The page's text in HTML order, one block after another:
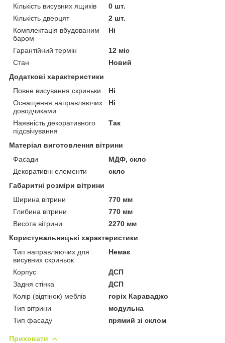
Кількість висувних ящиків
0 шт.
Кількість дверцят
2 шт.
Комплектація вбудованим
баром
Ні
Гарантійний термін
12 міс
Стан
Новий
Додаткові характеристики
Повне висування скриньки
Ні
Оснащення направляючих
доводчиками
Ні
Наявність декоративного
підсвічування
Так
Матеріал виготовлення вітрини
Фасади
МДФ, скло
Декоративні елементи
скло
Габаритні розміри вітрини
Ширина вітрини
770 мм
Глибина вітрини
770 мм
Висота вітрини
2270 мм
Користувальницькі характеристики
Тип направляючих для
висувних скриньок
Немає
Корпус
ДСП
Задня стінка
ДСП
Колір (відтінок) меблів
горіх Караваджо
Тип вітрини
модульна
Тип фасаду
прямий зі склом
Приховати